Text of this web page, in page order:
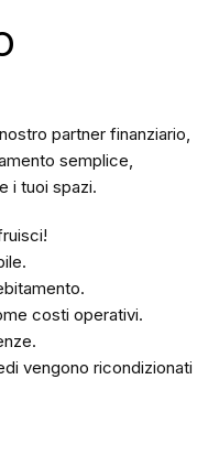
partner finanziario,
semplice,
i tuoi spazi.
costi operativi.
vengono ricondizionati